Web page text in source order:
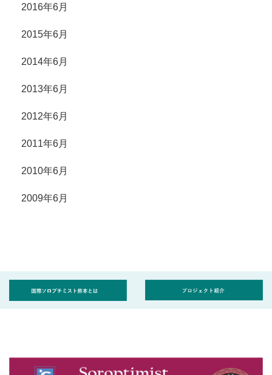
2016年6月
2015年6月
2014年6月
2013年6月
2012年6月
2011年6月
2010年6月
2009年6月